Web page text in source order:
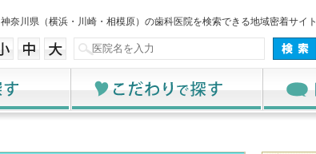
神奈川県（横浜・川崎・相模原）の歯科医院を検索できる地域密着サイト